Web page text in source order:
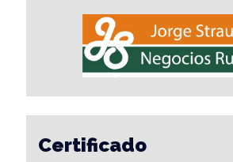
Certificado